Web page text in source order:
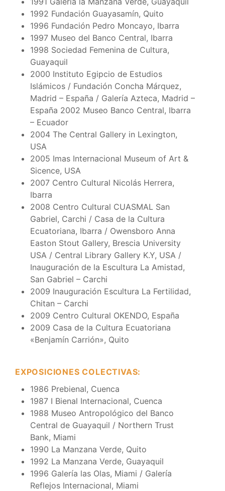
1992 Fundación Guayasamín, Quito
1996 Fundación Pedro Moncayo, Ibarra
1997 Museo del Banco Central, Ibarra
1998 Sociedad Femenina de Cultura,
Guayaquil
2000 Instituto Egipcio de Estudios
Islámicos / Fundación Concha Márquez,
Madrid – España / Galería Azteca, Madrid –
España 2002 Museo Banco Central, Ibarra
– Ecuador
2004 The Central Gallery in Lexington,
USA
2005 Imas Internacional Museum of Art &
Sicence, USA
2007 Centro Cultural Nicolás Herrera,
Ibarra
2008 Centro Cultural CUASMAL San
Gabriel, Carchi / Casa de la Cultura
Ecuatoriana, Ibarra / Owensboro Anna
Easton Stout Gallery, Brescia University
USA / Central Library Gallery K.Y, USA /
Inauguración de la Escultura La Amistad,
San Gabriel – Carchi
2009 Inauguración Escultura La Fertilidad,
Chitan – Carchi
2009 Centro Cultural OKENDO, España
2009 Casa de la Cultura Ecuatoriana
«Benjamín Carrión», Quito
EXPOSICIONES COLECTIVAS:
1986 Prebienal, Cuenca
1987 I Bienal Internacional, Cuenca
1988 Museo Antropológico del Banco
Central de Guayaquil / Northern Trust
Bank, Miami
1990 La Manzana Verde, Quito
1992 La Manzana Verde, Guayaquil
1996 Galería las Olas, Miami / Galería
Reflejos Internacional, Miami